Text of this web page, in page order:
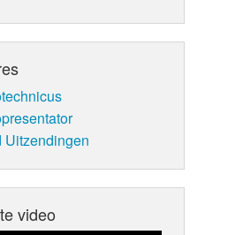
Uitzendingen
video